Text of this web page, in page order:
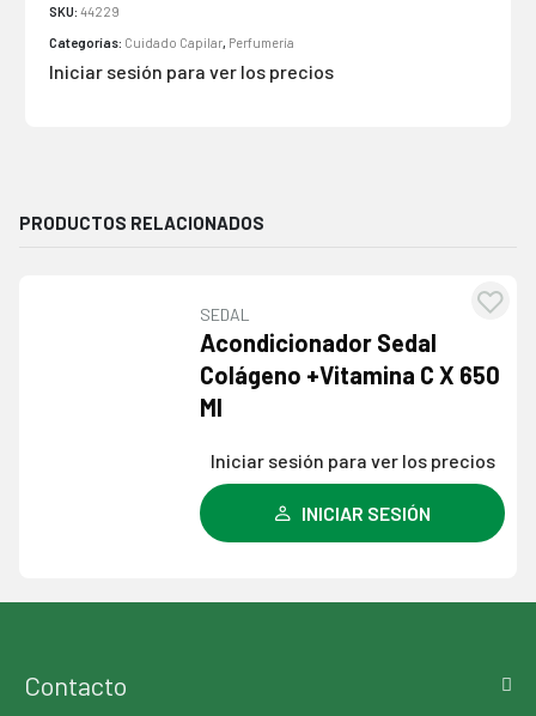
SKU: 44229
Categorías: Cuidado Capilar, Perfumería
Iniciar sesión para ver los precios
PRODUCTOS RELACIONADOS
SEDAL
Acondicionador Sedal
Colágeno +Vitamina C X 650
Ml
Iniciar sesión para ver los precios
INICIAR SESIÓN
Contacto